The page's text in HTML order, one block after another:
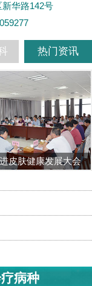
新华路142号
热门资讯
皮肤健康发展大会
病种